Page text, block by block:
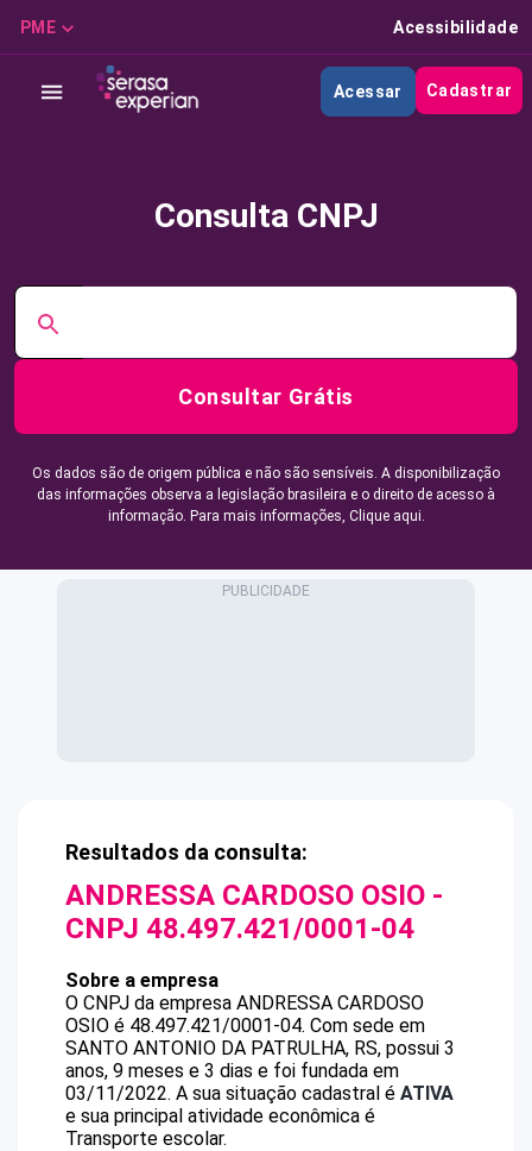
PME Acessibilidade
Acessar Cadastrar
Consulta CNPJ
Consultar Grátis
Os dados são de origem pública e não são sensíveis. A disponibilização
das informações observa a legislação brasileira e o direito de acesso à
informação. Para mais informações, Clique aqui.
Resultados da consulta:
ANDRESSA CARDOSO OSIO -
CNPJ 48.497.421/0001-04
Sobre a empresa
O CNPJ da empresa ANDRESSA CARDOSO
OSIO é 48.497.421/0001-04. Com sede em
SANTO ANTONIO DA PATRULHA, RS, possui 3
anos, 9 meses e 3 dias e foi fundada em
03/11/2022. A sua situação cadastral é ATIVA
e sua principal atividade econômica é
Transporte escolar.